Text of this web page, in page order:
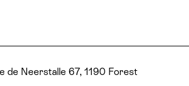
de Neerstalle 67, 1190 Forest
téléphone
sociaux